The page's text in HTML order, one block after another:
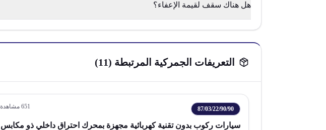
هل هناك سقف لقيمة الإعفاء؟
التعريفات الجمركية المرتبطة (11
)
87/03/22/90/90
651 مشاهدة
سيارات ركوب بدون تقنية كهربائية مجهزة بمحرك احتراق داخلي ذو مكابس